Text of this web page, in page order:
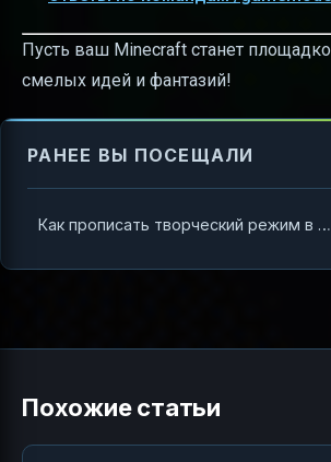
Пусть ваш Minecraft станет
смелых идей и фантазий!
РАНЕЕ ВЫ ПОСЕЩАЛИ
Как прописать творческий режим в Minecraft — полный гайд для всех платформ и ситуаций
Похожие статьи